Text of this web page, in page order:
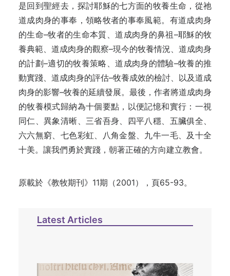
是回到聖經去，探討耶穌的七方面的牧養生命，從祂
道成肉身的事奉，領略牧者的事奉風範。有道成肉身
的生命–牧者的生命本質、道成肉身的鼻祖–耶穌的牧
養典範、 道成肉身的觀察–現今的牧養情況、道成肉身
的計劃–適切的牧養策略、道成肉身的體驗–牧養的推
動實踐、道成肉身的評估–牧養成效的檢討、以及道成
肉身的影響–牧養的延續發展。最後，作者將道成肉身
的牧養模式歸納為十個要點，以便記憶和實行：一視
同仁、異象清晰、 三省吾身、 四平八穩、 五臟俱全、
六六無窮、 七色彩虹、
八角金盤、九牛一毛、及十全
十美。 讓我們勇於實踐，朝著正確的方向建立教會。
原載於《教牧期刊》11期（2001），頁65-93。
Latest Articles